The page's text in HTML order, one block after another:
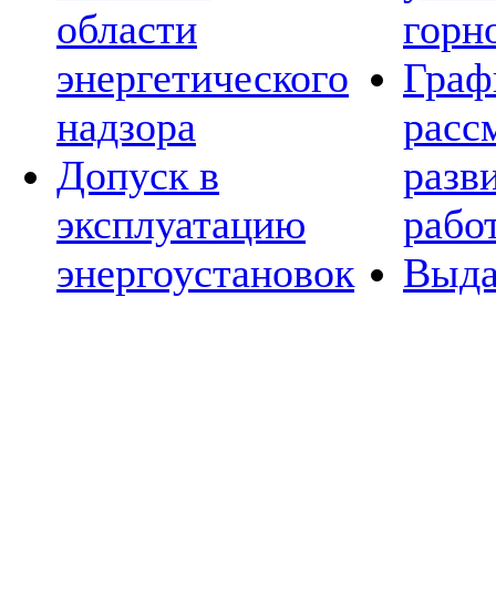
области
энергетического
надзора
Допуск в
эксплуатацию
энергоустановок